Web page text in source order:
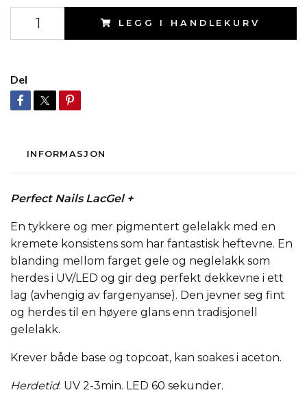
LEGG I HANDLEKURV
Del
INFORMASJON
Perfect Nails LacGel +
En tykkere og mer pigmentert gelelakk med en
kremete konsistens som har fantastisk heftevne. En
blanding mellom farget gele og neglelakk som
herdes i UV/LED og gir deg perfekt dekkevne i ett
lag (avhengig av fargenyanse). Den jevner seg fint
og herdes til en høyere glans enn tradisjonell
gelelakk.
Krever både base og topcoat, kan soakes i aceton.
Herdetid: UV 2-3min. LED 60 sekunder.